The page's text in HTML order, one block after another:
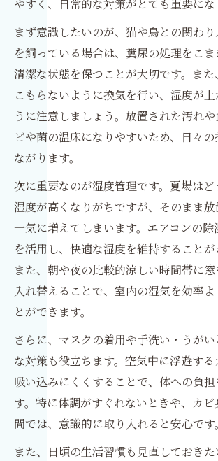
やすく、日常的な対策がとても重要にな
まず意識したいのが、猫や鳥との関わ
を飼っている場合は、糞尿の処理をこ
清潔な状態を保つことが大切です。ま
こもらないように換気を行い、湿度が
うに注意しましょう。放置された汚れ
ビや菌の温床になりやすいため、日々
ながります。
次に重要なのが湿度管理です。夏場は
湿度が高くなりがちですが、そのまま
一気に増えてしまいます。エアコンの
を活用し、快適な湿度を維持することが
また、朝や夜の比較的涼しい時間帯に
入れ替えることで、室内の湿気を効率
とができます。
さらに、マスクの着用や手洗い・うが
な対策も役立ちます。空気中に浮遊す
吸い込みにくくすることで、体への負担
す。特に体調がすぐれないときや、カ
間では、意識的に取り入れると安心です。
また、日頃の生活習慣も見直しておき